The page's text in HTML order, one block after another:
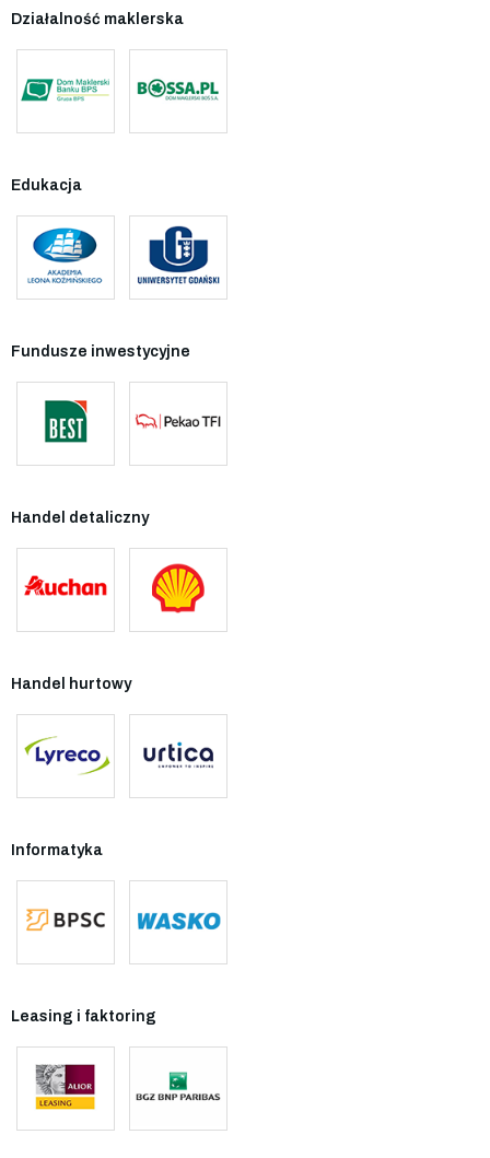
Działalność maklerska
Edukacja
Fundusze inwestycyjne
Handel detaliczny
Handel hurtowy
Informatyka
Leasing i faktoring